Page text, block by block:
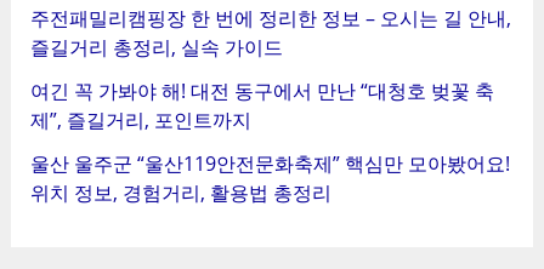
주전패밀리캠핑장 한 번에 정리한 정보 – 오시는 길 안내,
즐길거리 총정리, 실속 가이드
여긴 꼭 가봐야 해! 대전 동구에서 만난 “대청호 벚꽃 축
제”, 즐길거리, 포인트까지
울산 울주군 “울산119안전문화축제” 핵심만 모아봤어요!
위치 정보, 경험거리, 활용법 총정리